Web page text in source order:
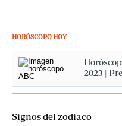
HORÓSCOPO HOY
2023 |
Signos del zodiaco